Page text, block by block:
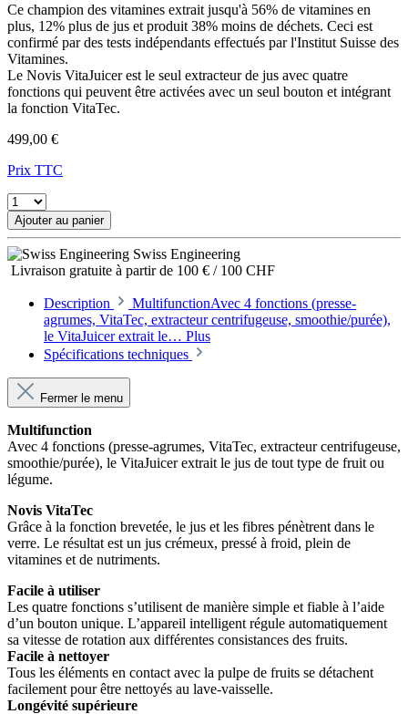
Ce champion des vitamines extrait jusqu'à 56% de vitamines en
plus, 12% plus de jus et produit 38% moins de déchets. Ceci est
confirmé par des tests indépendants effectués par l'Institut Suisse des
Vitamines.
Le Novis VitaJuicer est le seul extracteur de jus avec quatre
fonctions qui peuvent être activées avec un seul bouton et intégrant
la fonction VitaTec.
499,00 €
Prix TTC
Ajouter au panier
Swiss Engineering
Livraison gratuite à partir de 100 € / 100 CHF
Description
MultifunctionAvec 4 fonctions (presse-
agrumes, VitaTec, extracteur centrifugeuse, smoothie/purée),
le VitaJuicer extrait le… Plus
Spécifications techniques
Fermer le menu
Multifunction
Avec 4 fonctions (presse-agrumes, VitaTec, extracteur centrifugeuse,
smoothie/purée), le VitaJuicer extrait le jus de tout type de fruit ou
légume.
Novis VitaTec
Grâce à la fonction brevetée, le jus et les fibres pénètrent dans le
verre. Le résultat est un jus crémeux, pressé à froid, plein de
vitamines et de nutriments.
Facile à utiliser
Les quatre fonctions s’utilisent de manière simple et fiable à l’aide
d’un bouton unique. L’appareil intelligent régule automatiquement
sa vitesse de rotation aux différentes consistances des fruits.
Facile à nettoyer
Tous les éléments en contact avec la pulpe de fruits se détachent
facilement pour être nettoyés au lave-vaisselle.
Longévité supérieure